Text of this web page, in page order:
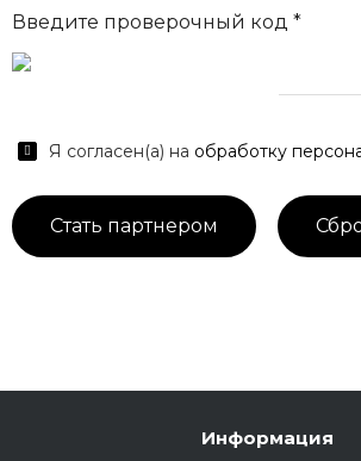
Введите проверочный код *
Я согласен(а) на обработку
Информация